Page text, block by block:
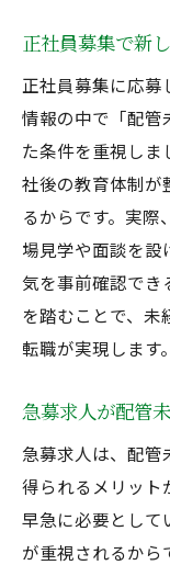
正社員募集で新
正社員募集に応募
情報の中で「配管
た条件を重視しま
社後の教育体制が
るからです。実際
場見学や面談を設
気を事前確認でき
を踏むことで、未
転職が実現します。
急募求人が配管
急募求人は、配管
得られるメリット
早急に必要として
が重視されるから